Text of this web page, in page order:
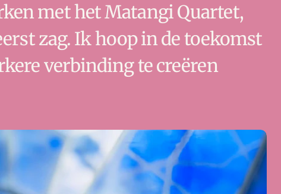
met het Matangi Quartet,
zag. Ik hoop in de toekomst
verbinding te creëren